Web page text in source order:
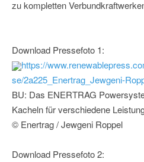
zu kompletten
Download Pressefoto 1:
https://
se/2a225_Enertrag_Jewgeni-
BU: Das ENERTRAG
Kacheln für verschiedene
© Enertrag / Jewgeni Roppel
Download Pressefoto 2: